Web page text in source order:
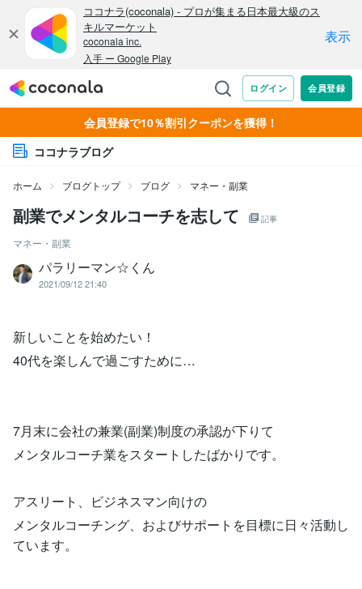
会員登録で10％割引クーポンを獲得！
ココナラブログ
ホーム ブログトップ ブログ マネー・副業
副業でメンタルコーチを志して 記事
マネー・副業
パラリーマン☆くん
2021/09/12 21:40
新しいことを始めたい！
40代を楽しんで過ごすために…
7月末に会社の兼業(副業)制度の承認が下りて
メンタルコーチ業をスタートしたばかりです。
アスリート、ビジネスマン向けの
メンタルコーチング、およびサポートを目標に日々活動し
ています。